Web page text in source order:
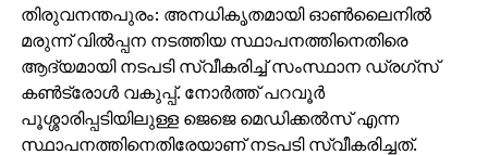
തിരുവനന്തപുരം: അനധികൃതമായി ഓണ്‍ലൈനില്‍
മരുന്ന് വില്‍പ്പന നടത്തിയ സ്ഥാപനത്തിനെതിരെ
ആദ്യമായി നടപടി സ്വീകരിച്ച് സംസ്ഥാന ഡ്രഗ്‌സ്
കണ്‍ട്രോള്‍ വകുപ്പ്. നോര്‍ത്ത് പറവൂര്‍
പൂശ്ശാരിപ്പടിയിലുള്ള ജെജെ മെഡിക്കല്‍സ് എന്ന
സ്ഥാപനത്തിനെതിരേയാണ് നടപടി സ്വീകരിച്ചത്.